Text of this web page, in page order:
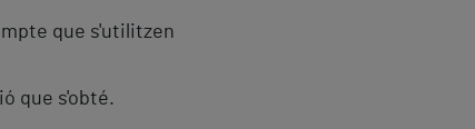
que s'utilitzen
que s'obté.